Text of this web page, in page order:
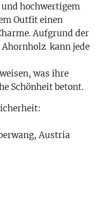
hochwertigem
Outfit einen
Aufgrund der
kann jede
was ihre
Schönheit betont.
Austria